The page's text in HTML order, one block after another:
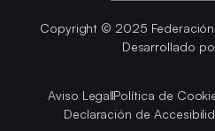
Copyright © 2025
Desarrollado
Aviso LegalPolítica de
Declaración de